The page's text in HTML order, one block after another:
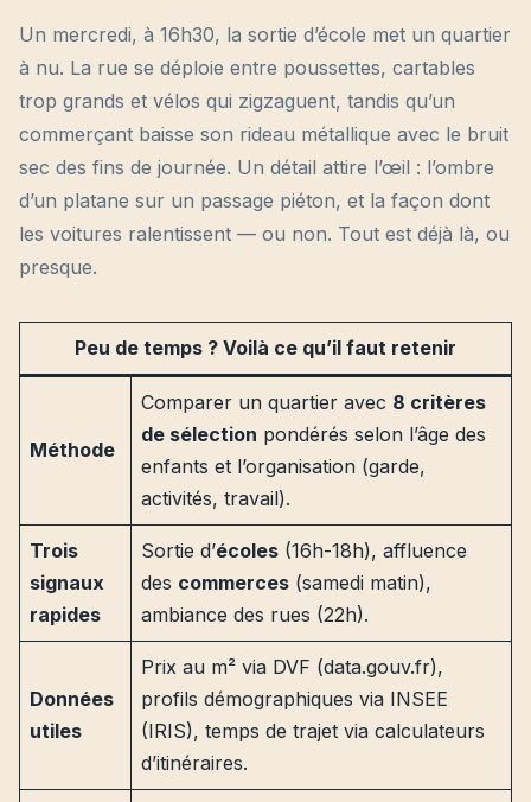
Un mercredi, à 16h30, la sortie d’école met un quartier
à nu. La rue se déploie entre poussettes, cartables
trop grands et vélos qui zigzaguent, tandis qu’un
commerçant baisse son rideau métallique avec le bruit
sec des fins de journée. Un détail attire l’œil : l’ombre
d’un platane sur un passage piéton, et la façon dont
les voitures ralentissent — ou non. Tout est déjà là, ou
presque.
Peu de temps ? Voilà ce qu’il faut retenir
Méthode
Comparer un quartier avec 8 critères
de sélection pondérés selon l’âge des
enfants et l’organisation (garde,
activités, travail).
Trois
signaux
rapides
Sortie d’écoles (16h-18h), affluence
des commerces (samedi matin),
ambiance des rues (22h).
Données
utiles
Prix au m² via DVF (data.gouv.fr),
profils démographiques via INSEE
(IRIS), temps de trajet via calculateurs
d’itinéraires.